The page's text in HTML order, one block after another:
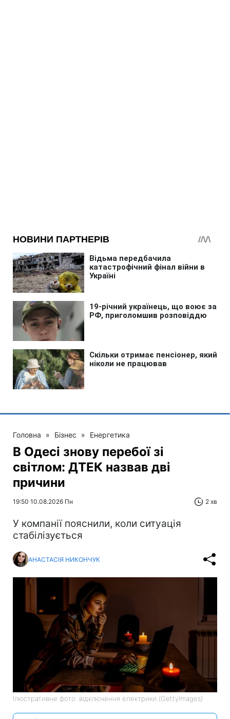
Головна » Бізнес » Енергетика
В Одесі знову перебої зі
світлом: ДТЕК назвав дві
причини
19:50 10.08.2026 Пн 2 хв
У компанії пояснили, коли ситуація
стабілізується
АНАСТАСІЯ НИКОНЧУК
Ілюстративне фото: відключення електрики (GettyImages)